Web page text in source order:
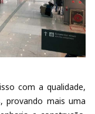
com a qualidade,
provando mais uma